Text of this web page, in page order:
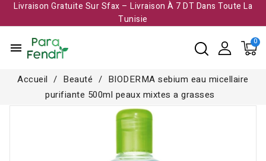
Livraison Gratuite Sur Sfax – Livraison À 7 DT Dans Toute La
Tunisie​
menu
Accueil Beauté
BIODERMA sebium eau micellaire
purifiante 500ml peaux mixtes a grasses